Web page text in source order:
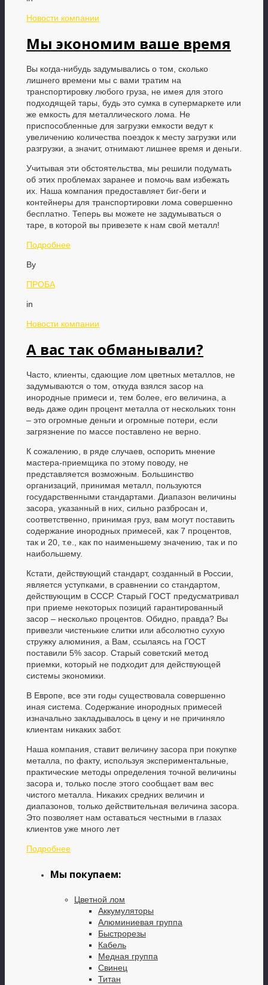
Новости компании
Мы экономим ваше время
Вы когда-нибудь задумывались о том, сколько
лишнего времени мы с вами тратим на
транспортировку любого груза, не имея для этого
подходящей тары, будь это сумка в супермаркете или
же емкость для металлического лома. Не
приспособленные для загрузки емкости ведут к
увеличению количества поездок к месту загрузки или
разгрузки, а значит, отнимают лишнее время и деньги.
Учитывая эти обстоятельства, мы решили подумать
об этих проблемах заранее и помочь вам избежать
их. Наша компания предоставляет биг-беги и
контейнеры для транспортировки лома совершенно
бесплатно. Теперь вы можете не задумываться о
таре, в которой вы привезете к нам свой металл!
Подробнее
By
ПРОБА
in
Новости компании
А вас так обманывали?
Часто, клиенты, сдающие лом цветных металлов, не
задумываются о том, откуда взялся засор на
инородные примеси и, тем более, его величина, а
ведь даже один процент металла от нескольких тонн
– это огромные деньги и огромные потери, если
загрязнение по массе поставлено не верно.
К сожалению, в ряде случаев, оспорить мнение
мастера-приемщика по этому поводу, не
представляется возможным. Большинство
организаций, принимая металл, пользуются
государственными стандартами. Диапазон величины
засора, указанный в них, сильно разбросан и,
соответственно, принимая груз, вам могут поставить
содержание инородных примесей, как 7 процентов,
так и 20, т.е., как по наименьшему значению, так и по
наибольшему.
Кстати, действующий стандарт, созданный в России,
является уступками, в сравнении со стандартом,
действующим в СССР. Старый ГОСТ предусматривал
при приеме некоторых позиций гарантированный
засор – несколько процентов. Обидно, правда? Вы
привезли чистенькие слитки или абсолютно сухую
стружку алюминия, а Вам, ссылаясь на ГОСТ
поставили 5% засор. Старый советский метод
приемки, который не подходит для действующей
системы экономики.
В Европе, все эти годы существовала совершенно
иная система. Содержание инородных примесей
изначально закладывалось в цену и не причиняло
клиентам никаких забот.
Наша компания, ставит величину засора при покупке
металла, по факту, используя экспериментальные,
практические методы определения точной величины
засора и, только после этого сообщает вам вес
чистого металла. Никаких средних величин и
диапазонов, только действительная величина засора.
Это позволяет нам оставаться честными в глазах
клиентов уже много лет
Подробнее
Мы покупаем:
Цветной лом
Аккумуляторы
Алюминиевая группа
Быстрорезы
Кабель
Медная группа
Свинец
Титан